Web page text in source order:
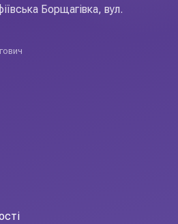
Борщагівка, вул.